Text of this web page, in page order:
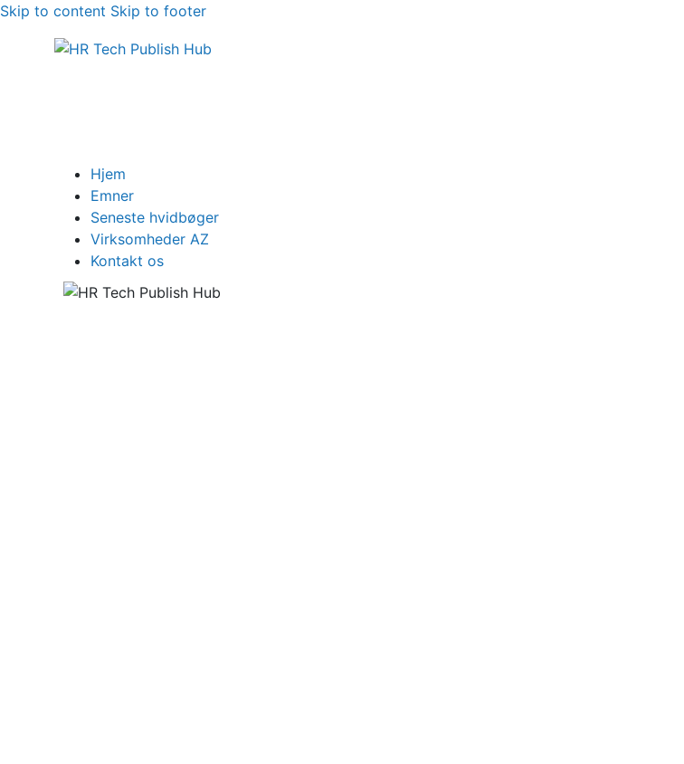
Skip to content Skip to footer
Hjem
Emner
Seneste hvidbøger
Virksomheder AZ
Kontakt os